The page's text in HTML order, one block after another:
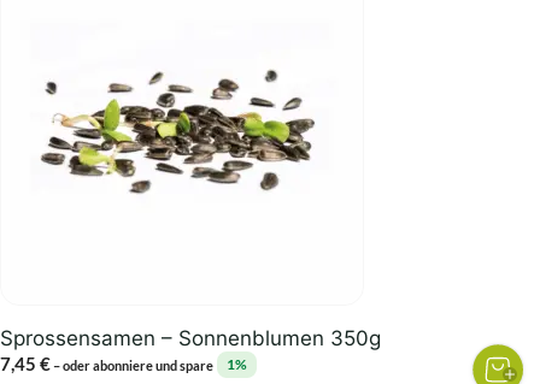
Sprossensamen – Sonnenblumen 350g
7,45 € –oder abonniere und spare 1%